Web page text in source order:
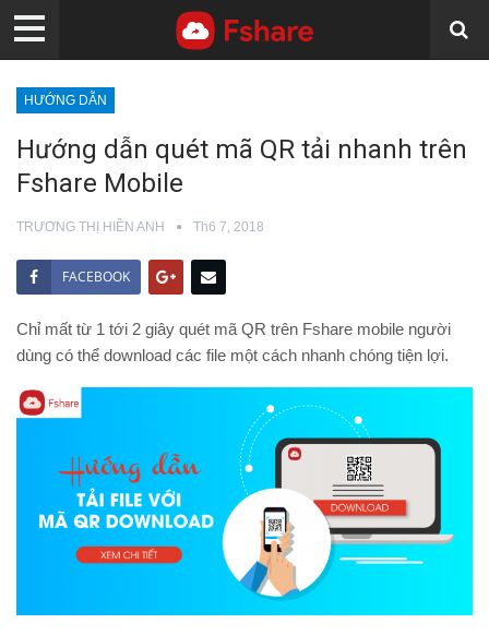
HƯỚNG DẪN
Hướng dẫn quét mã QR tải nhanh trên
Fshare Mobile
TRƯƠNG THỊ HIỀN ANH Th6 7, 2018
FACEBOOK
Chỉ mất từ 1 tới 2 giây quét mã QR trên Fshare mobile người
dùng có thể download các file một cách nhanh chóng tiện lợi.